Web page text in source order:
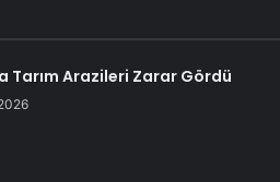
Tarım Arazileri Zarar Gördü